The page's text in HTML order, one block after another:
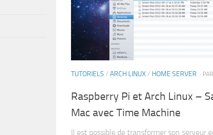
TUTORIELS / ARCH LINUX/ HOME SERVER · PAR
Raspberry Pi et Arch Linux –
Mac avec Time Machine
Il est possible de transformer son serveur